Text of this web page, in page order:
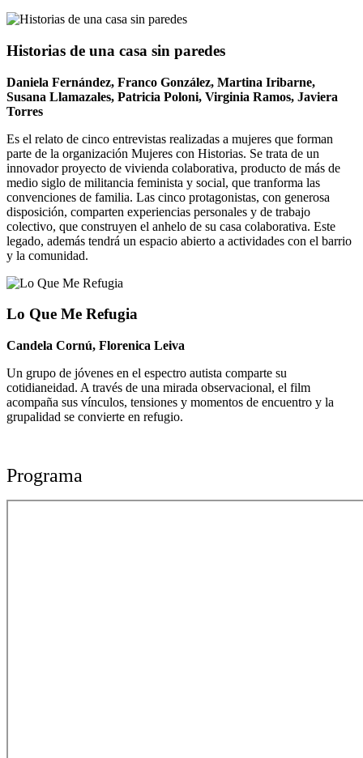
Historias de una casa sin paredes
Daniela Fernández, Franco González, Martina Iribarne,
Susana Llamazales, Patricia Poloni, Virginia Ramos, Javiera
Torres
Es el relato de cinco entrevistas realizadas a mujeres que forman
parte de la organización Mujeres con Historias. Se trata de un
innovador proyecto de vivienda colaborativa, producto de más de
medio siglo de militancia feminista y social, que tranforma las
convenciones de familia. Las cinco protagonistas, con generosa
disposición, comparten experiencias personales y de trabajo
colectivo, que construyen el anhelo de su casa colaborativa. Este
legado, además tendrá un espacio abierto a actividades con el barrio
y la comunidad.
Lo Que Me Refugia
Candela Cornú, Florenica Leiva
Un grupo de jóvenes en el espectro autista comparte su
cotidianeidad. A través de una mirada observacional, el film
acompaña sus vínculos, tensiones y momentos de encuentro y la
grupalidad se convierte en refugio.
Programa